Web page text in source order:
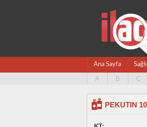
Ana Sayfa
A B C
PEKUTIN